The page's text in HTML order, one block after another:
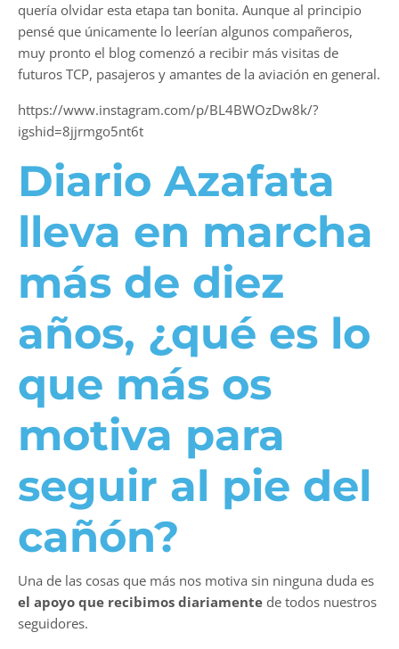
quería olvidar esta etapa tan bonita. Aunque al principio
pensé que únicamente lo leerían algunos compañeros,
muy pronto el blog comenzó a recibir más visitas de
futuros TCP, pasajeros y amantes de la aviación en general.
https://www.instagram.com/p/BL4BWOzDw8k/?
igshid=8jjrmgo5nt6t
Diario Azafata
lleva en marcha
más de diez
años, ¿qué es lo
que más os
motiva para
seguir al pie del
cañón?
Una de las cosas que más nos motiva sin ninguna duda es
el apoyo que recibimos diariamente de todos nuestros
seguidores.